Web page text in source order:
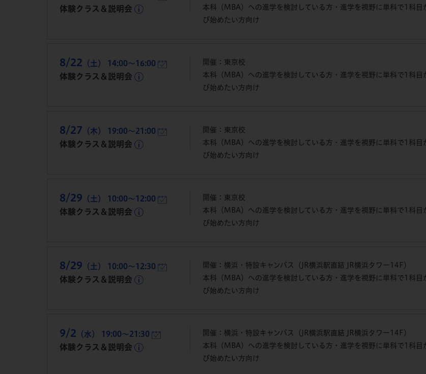
体験クラス＆説明会
本科（MBA）への進学を検討している方・進学を視野に単科で1科目
び始めたい方向け
8/22 （土） 14:00～16:00
体験クラス＆説明会
開催：東京校
本科（MBA）への進学を検討している方・進学を視野に単科で1科目
び始めたい方向け
8/27 （木） 19:00～21:00
体験クラス＆説明会
開催：東京校
本科（MBA）への進学を検討している方・進学を視野に単科で1科目
び始めたい方向け
8/29 （土） 10:00～12:00
体験クラス＆説明会
開催：東京校
本科（MBA）への進学を検討している方・進学を視野に単科で1科目
び始めたい方向け
8/29 （土） 10:00～12:30
体験クラス＆説明会
開催：横浜・特設キャンパス（JR横浜駅直結 JR横浜タワー14F）
本科（MBA）への進学を検討している方・進学を視野に単科で1科目
び始めたい方向け
9/2 （水） 19:00～21:30
体験クラス＆説明会
開催：横浜・特設キャンパス（JR横浜駅直結 JR横浜タワー14F）
本科（MBA）への進学を検討している方・進学を視野に単科で1科目
び始めたい方向け